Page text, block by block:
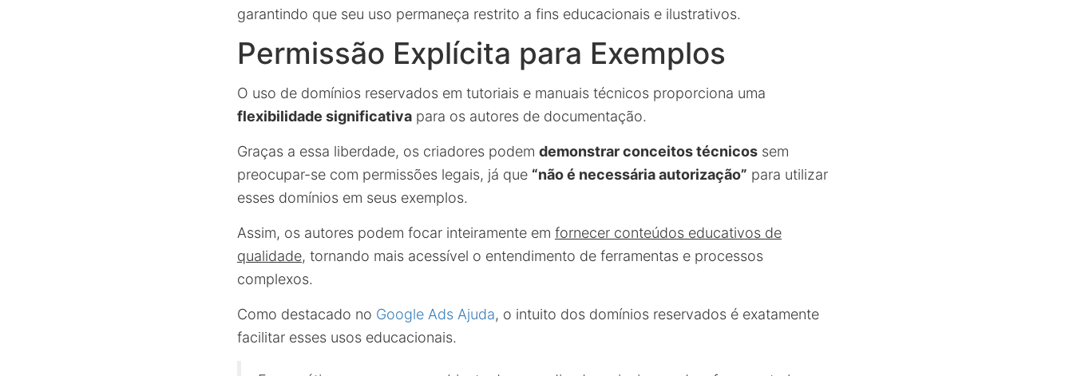
garantindo que seu uso permaneça restrito a fins educacionais e ilustrativos.
Permissão Explícita para Exemplos
O uso de domínios reservados em tutoriais e manuais técnicos proporciona uma
flexibilidade significativa para os autores de documentação.
Graças a essa liberdade, os criadores podem demonstrar conceitos técnicos sem
preocupar-se com permissões legais, já que “não é necessária autorização” para utilizar
esses domínios em seus exemplos.
Assim, os autores podem focar inteiramente em fornecer conteúdos educativos de
qualidade, tornando mais acessível o entendimento de ferramentas e processos
complexos.
Como destacado no Google Ads Ajuda, o intuito dos domínios reservados é exatamente
facilitar esses usos educacionais.